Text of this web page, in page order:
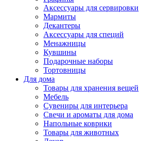
Аксессуары для сервировки
Мармиты
Декантеры
Аксессуары для специй
Менажницы
Кувшины
Подарочные наборы
Тортовницы
Для дома
Товары для хранения вещей
Мебель
Сувениры для интерьера
Свечи и ароматы для дома
Напольные коврики
Товары для животных